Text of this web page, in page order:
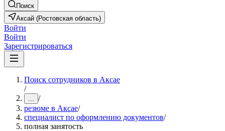
Поиск
Аксай (Ростовская область)
Войти
Войти
Зарегистрироваться
Поиск сотрудников в Аксае
/
... /
резюме в Аксае/
специалист по оформлению документов/
полная занятость